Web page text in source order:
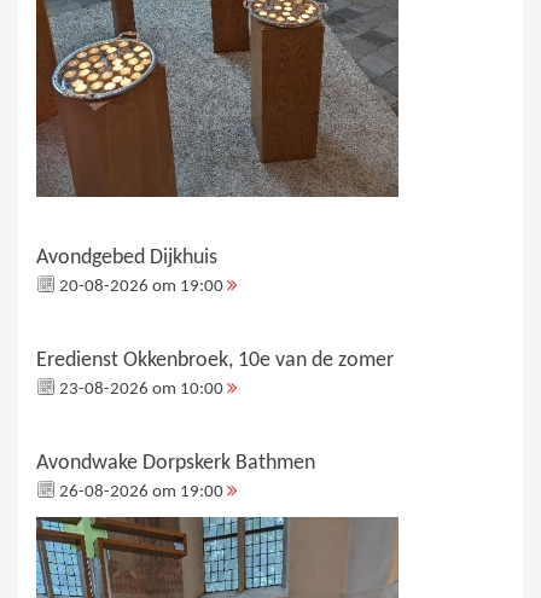
Avondgebed Dijkhuis
20-08-2026 om 19:00
Eredienst Okkenbroek, 10e van de zomer
23-08-2026 om 10:00
Avondwake Dorpskerk Bathmen
26-08-2026 om 19:00